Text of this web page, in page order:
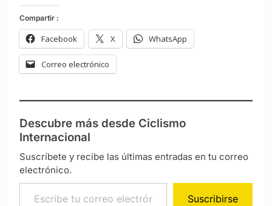
Compartir :
Facebook X WhatsApp
Correo electrónico
Descubre más desde Ciclismo
Internacional
Suscríbete y recibe las últimas entradas en tu correo
electrónico.
Escribe tu correo electrónico…
Suscribirse